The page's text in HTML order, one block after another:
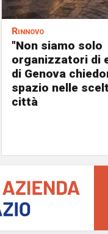
Rinnovo
"Non siamo solo
organizzatori di
di Genova
spazio nelle
città